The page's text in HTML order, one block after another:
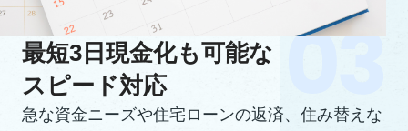
最短3日現金化も可能な
スピード対応
急な資金ニーズや住宅ローンの返済、住み替えな